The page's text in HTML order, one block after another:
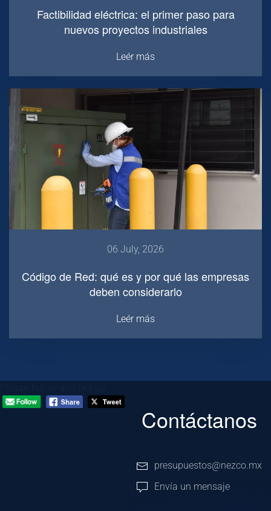
Factibilidad eléctrica: el primer paso para
nuevos proyectos industriales
Leér más
06 July, 2026
Código de Red: qué es y por qué las empresas
deben considerarlo
Leér más
Contáctanos
presupuestos@nezco.mx
Envía un mensaje